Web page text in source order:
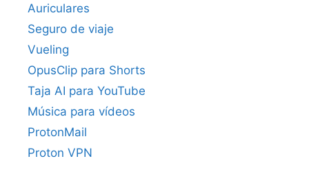
Auriculares
Seguro de viaje
Vueling
OpusClip para Shorts
Taja AI para YouTube
Música para vídeos
ProtonMail
Proton VPN